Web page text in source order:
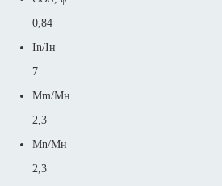
0,84
In/Iн
7
Mm/Mн
2,3
Mn/Mн
2,3